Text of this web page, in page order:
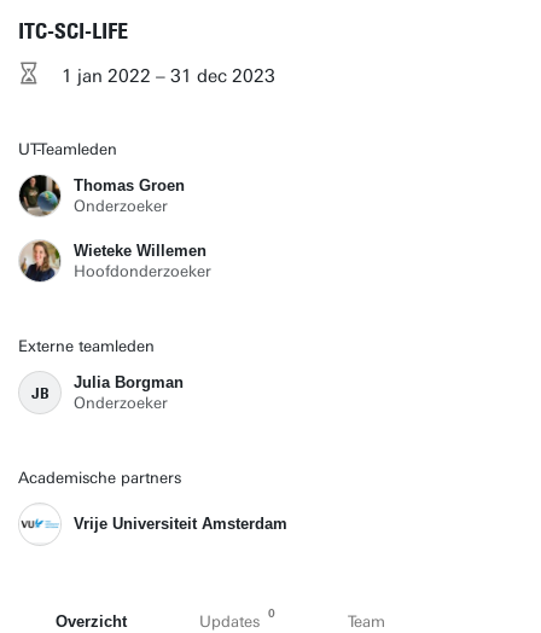
ITC-SCI-LIFE
1 jan 2022 – 31 dec 2023
UT-Teamleden
Thomas Groen
Onderzoeker
Wieteke Willemen
Hoofdonderzoeker
Externe teamleden
JB
Julia Borgman
Onderzoeker
Academische partners
Vrije Universiteit Amsterdam
Overzicht Updates 0 Team